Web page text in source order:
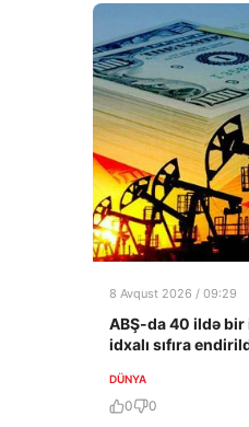
8 Avqust 2026 / 09:29
ABŞ-da 40 ildə bir
idxalı sıfıra
DÜNYA
0 0